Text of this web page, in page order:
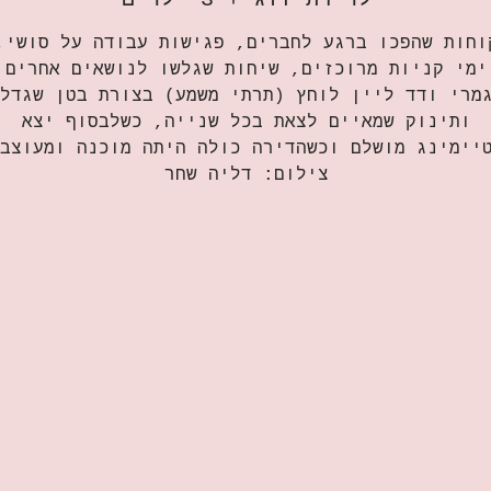
ימי קניות מרוכזים, שיחות שגלשו לנושאים אחרים
ודד ליין לוחץ (תרתי משמע) בצורת בטן
ותינוק שמאיים לצאת בכל שנייה, כשלבסוף יצא
מושלם וכשהדירה כולה היתה מוכנה
צילום: דליה שחר